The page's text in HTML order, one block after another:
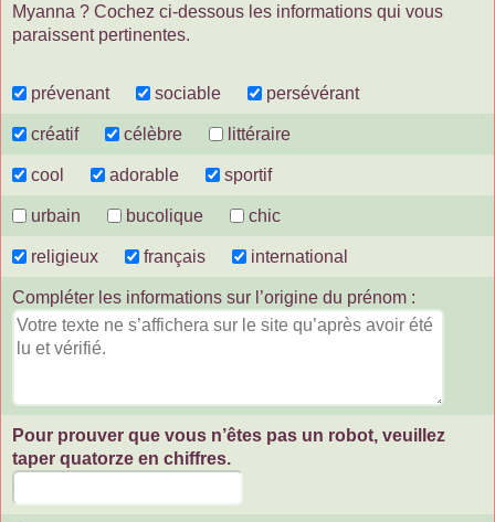
Myanna ? Cochez ci-dessous les informations qui vous
paraissent pertinentes.
prévenant sociable persévérant
créatif célèbre littéraire
cool adorable sportif
urbain bucolique chic
religieux français international
Compléter les informations sur l’origine du prénom :
Pour prouver que vous n’êtes pas un robot, veuillez
taper quatorze en chiffres.